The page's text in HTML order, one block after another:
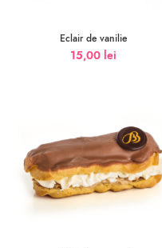
Eclair de vanilie
15,00 lei